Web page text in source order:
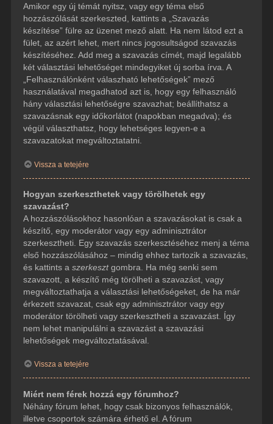
Amikor egy új témát nyitsz, vagy egy téma első
hozzászólását szerkeszted, kattints a „Szavazás
készítése” fülre az üzenet mező alatt. Ha nem látod ezt a
fület, az azért lehet, mert nincs jogosultságod szavazás
készítéséhez. Add meg a szavazás címét, majd legalább
két választási lehetőséget mindegyiket új sorba írva. A
„Felhasználónként válaszható lehetőségek” mező
használatával megadhatod azt is, hogy egy felhasználó
hány választási lehetőségre szavazhat; beállíthatsz a
szavazásnak egy időkorlátot (napokban megadva); és
végül választhatsz, hogy lehetséges legyen-e a
szavazatokat megváltoztatatni.
Vissza a tetejére
Hogyan szerkeszthetek vagy törölhetek egy
szavazást?
A hozzászólásokhoz hasonlóan a szavazásokat is csak a
készítő, egy moderátor vagy egy adminisztrátor
szerkesztheti. Egy szavazás szerkesztéséhez menj a téma
első hozzászólásához – mindig ehhez tartozik a szavazás,
és kattints a szerkesztgombra. Ha még senki sem
szavazott, a készítő még törölheti a szavazást, vagy
megváltoztathatja a választási lehetőségeket, de ha már
érkezett szavazat, csak egy adminisztrátor vagy egy
moderátor törölheti vagy szerkesztheti a szavazást. Így
nem lehet manipulálni a szavazást a szavazási
lehetőségek megváltoztatásával.
Vissza a tetejére
Miért nem férek hozzá egy fórumhoz?
Néhány fórum lehet, hogy csak bizonyos felhasználók,
illetve csoportok számára érhető el. A fórum